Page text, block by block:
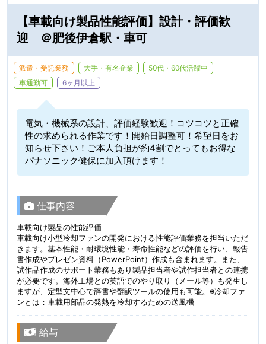
【車載向け製品性能評価】設計・評価歓
迎 ＠肥後伊倉駅・車可
派遣・受託業務 大手・有名企業
50代・60代活躍中
車通勤可
6ヶ月以上
電気・機械系の設計、評価経験歓迎！コツコツと正確
性の求められる作業です！開始日調整可！希望日をお
知らせ下さい！ご本人負担が約4割でとってもお得な
パナソニック健保に加入頂けます！
仕事内容
車載向け製品の性能評価
車載向け小型冷却ファンの開発における性能評価業務を担当いただ
きます。基本性能・耐環境性能・寿命性能などの評価を行い、報告
書作成やプレゼン資料（PowerPoint）作成も含まれます。また、
試作品作成のサポート業務もあり製品担当者や試作担当者との連携
が必要です。海外工場との英語でのやり取り（メール等）も発生し
ますが、定型文中心で辞書や翻訳ツールの使用も可能。※冷却ファ
ンとは：車載用部品の発熱を冷却するための送風機
給与